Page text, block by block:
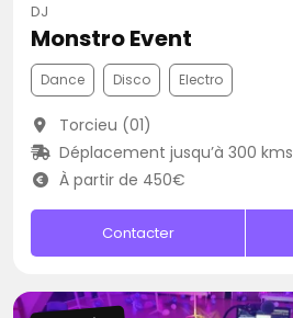
DJ
Monstro Event
Dance Disco Electro
Torcieu (01)
Déplacement jusqu’à 300 kms
À partir de 450€
Contacter